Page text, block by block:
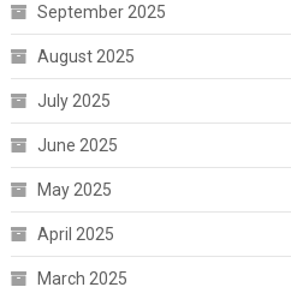
September 2025
August 2025
July 2025
June 2025
May 2025
April 2025
March 2025